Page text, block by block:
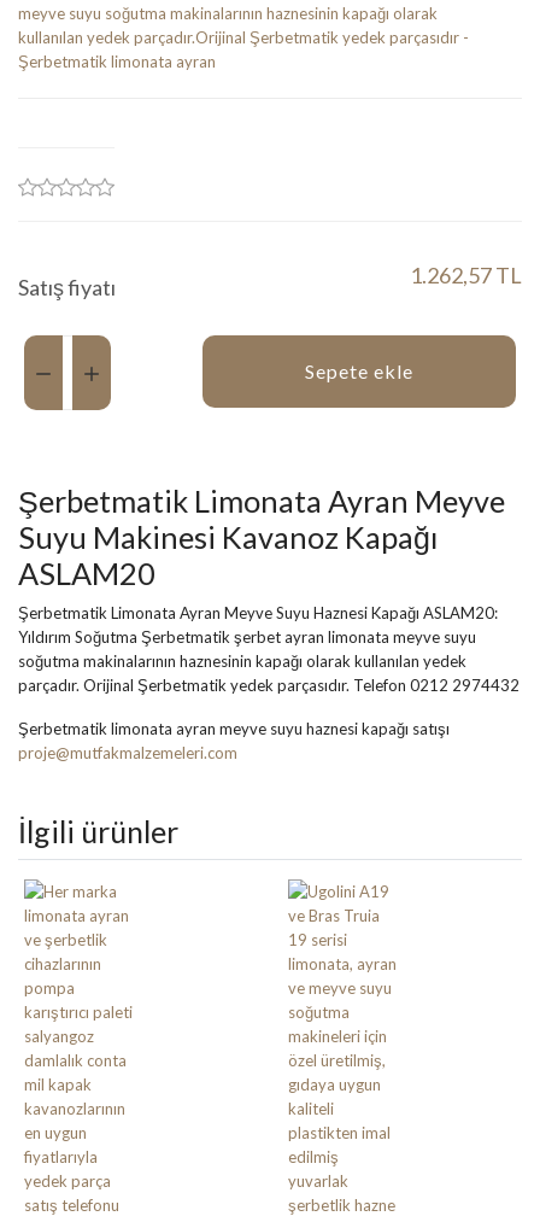
Satış fiyatı 1.262,57 TL
Miktar:
Sepete ekle
Şerbetmatik Limonata Ayran Meyve
Suyu Makinesi Kavanoz Kapağı
ASLAM20
Şerbetmatik Limonata Ayran Meyve Suyu Haznesi Kapağı ASLAM20:
Yıldırım Soğutma Şerbetmatik şerbet ayran limonata meyve suyu
soğutma makinalarının haznesinin kapağı olarak kullanılan yedek
parçadır. Orijinal Şerbetmatik yedek parçasıdır. Telefon 0212 2974432
Şerbetmatik limonata ayran meyve suyu haznesi kapağı satışı
proje@mutfakmalzemeleri.com
İlgili ürünler